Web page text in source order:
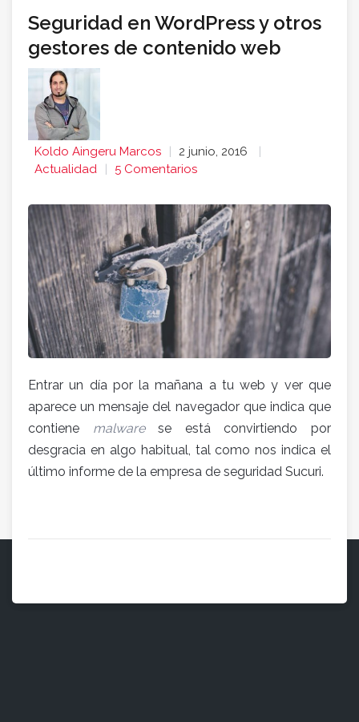
Seguridad en WordPress y otros
gestores de contenido web
Koldo Aingeru Marcos
2 junio, 2016
Actualidad
5 Comentarios
Entrar un día por la mañana a tu web y ver que
aparece un mensaje del navegador que indica que
contiene malwarese está convirtiendo por
desgracia en algo habitual, tal como nos indica el
último informe de la empresa de seguridad Sucuri.